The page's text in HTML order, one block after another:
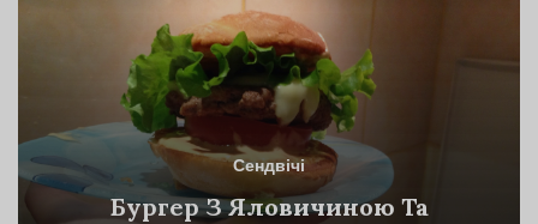
Сендвічі
Бургер З Яловичиною Та